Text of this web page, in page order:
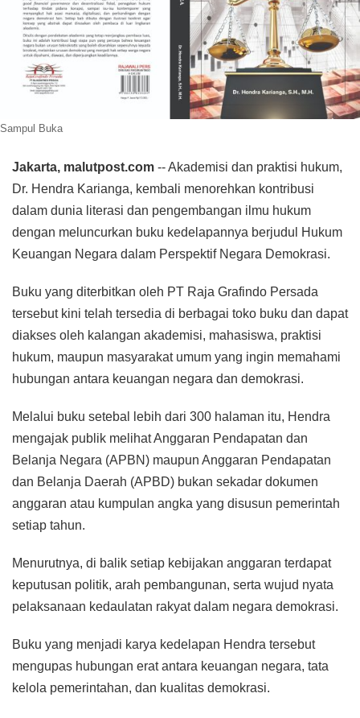
Sampul Buka
Jakarta, malutpost.com -- Akademisi dan praktisi hukum,
Dr. Hendra Karianga, kembali menorehkan kontribusi
dalam dunia literasi dan pengembangan ilmu hukum
dengan meluncurkan buku kedelapannya berjudul Hukum
Keuangan Negara dalam Perspektif Negara Demokrasi.
Buku yang diterbitkan oleh PT Raja Grafindo Persada
tersebut kini telah tersedia di berbagai toko buku dan dapat
diakses oleh kalangan akademisi, mahasiswa, praktisi
hukum, maupun masyarakat umum yang ingin memahami
hubungan antara keuangan negara dan demokrasi.
Melalui buku setebal lebih dari 300 halaman itu, Hendra
mengajak publik melihat Anggaran Pendapatan dan
Belanja Negara (APBN) maupun Anggaran Pendapatan
dan Belanja Daerah (APBD) bukan sekadar dokumen
anggaran atau kumpulan angka yang disusun pemerintah
setiap tahun.
Menurutnya, di balik setiap kebijakan anggaran terdapat
keputusan politik, arah pembangunan, serta wujud nyata
pelaksanaan kedaulatan rakyat dalam negara demokrasi.
Buku yang menjadi karya kedelapan Hendra tersebut
mengupas hubungan erat antara keuangan negara, tata
kelola pemerintahan, dan kualitas demokrasi.